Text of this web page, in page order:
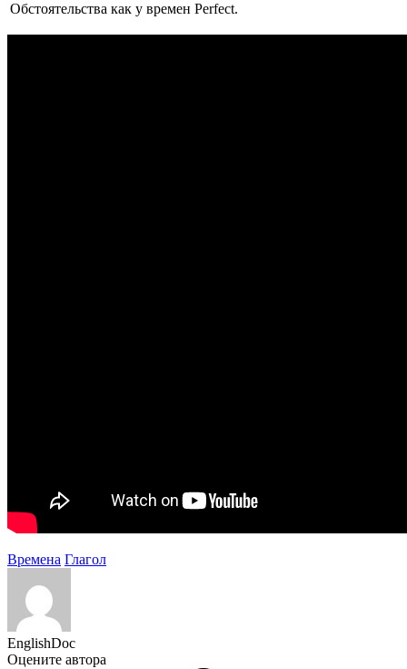
Обстоятельства как у времен Perfect.
Времена Глагол
EnglishDoc
Оцените автора